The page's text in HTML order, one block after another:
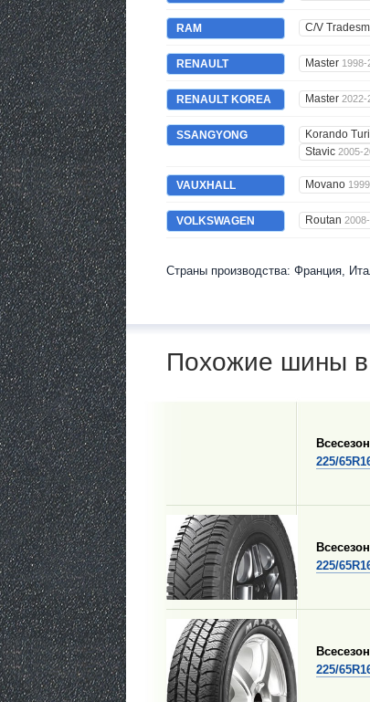
RAM C/V
RENAULT Master 1998-
RENAULT KOREA Master 2022-
SSANGYONG Korando
Stavic 2005-
VAUXHALL Movano
VOLKSWAGEN Routan
Страны производства: Франция,
Похожие шины в
225/
225/
225/